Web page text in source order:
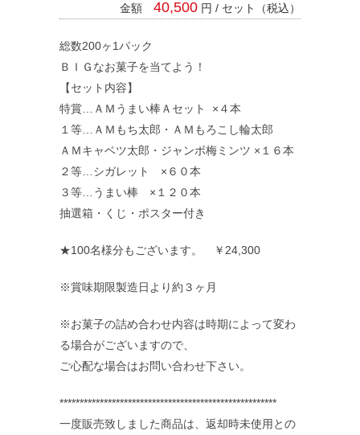
料金システム
支払い方法
レンタル規約
金額 40,500 円 / セット（税込）
総数200ヶ1パック
ＢＩＧなお菓子を当てよう！
【セット内容】
特賞…ＡＭうまい棒Ａセット ×４本
１等…ＡＭもち太郎・ＡＭもろこし輪太郎
ＡＭキャベツ太郎・ジャンボ梅ミンツ ×１６本
２等…シガレット ×６０本
３等…うまい棒 ×１２０本
抽選箱・くじ・ポスター付き
★100名様分もございます。 ￥24,300
※賞味期限製造日より約３ヶ月
※お菓子の詰め合わせ内容は時期によって変わ
る場合がございますので、
ご心配な場合はお問い合わせ下さい。
******************************************************
一度販売致しました商品は、返却時未使用との